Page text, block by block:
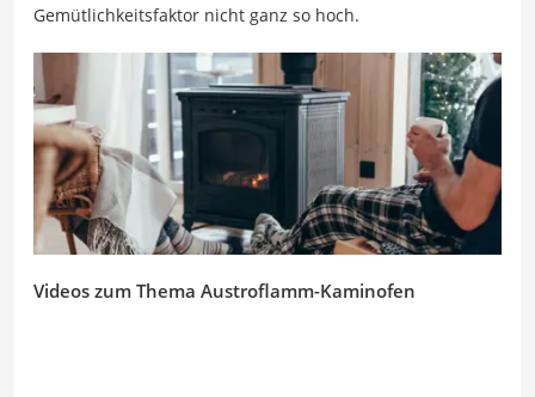
Gemütlichkeitsfaktor nicht ganz so hoch.
Videos zum Thema Austroflamm-Kaminofen